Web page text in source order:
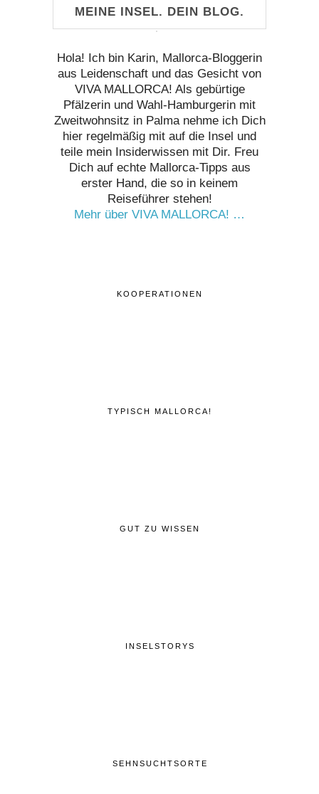
MEINE INSEL. DEIN BLOG.
Hola! Ich bin Karin, Mallorca-Bloggerin
aus Leidenschaft und das Gesicht von
VIVA MALLORCA! Als gebürtige
Pfälzerin und Wahl-Hamburgerin mit
Zweitwohnsitz in Palma nehme ich Dich
hier regelmäßig mit auf die Insel und
teile mein Insiderwissen mit Dir. Freu
Dich auf echte Mallorca-Tipps aus
erster Hand, die so in keinem
Reiseführer stehen!
Mehr über VIVA MALLORCA! …
KOOPERATIONEN
TYPISCH MALLORCA!
GUT ZU WISSEN
INSELSTORYS
SEHNSUCHTSORTE